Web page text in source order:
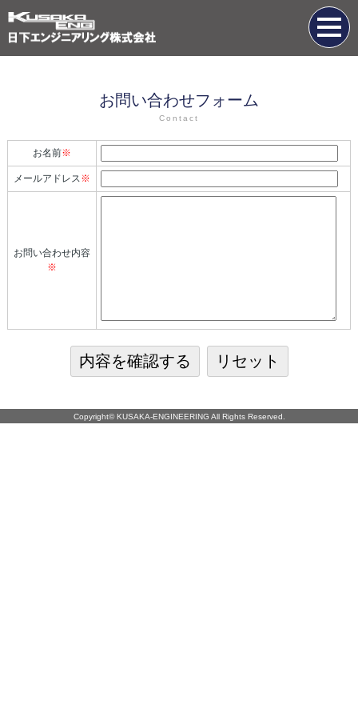
お問い合わせフォーム
Contact
お名前※
メールアドレス※
お問い合わせ内容
※
Copyright©KUSAKA-ENGINEERING All Rights Reserved.